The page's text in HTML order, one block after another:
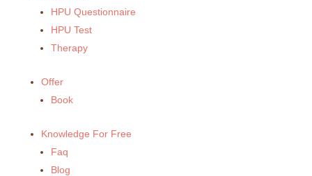
HPU Questionnaire
HPU Test
Therapy
Offer
Book
Knowledge For Free
Faq
Blog